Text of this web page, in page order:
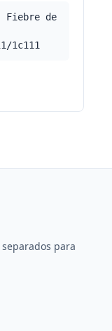
Fiebre de
1c111
para